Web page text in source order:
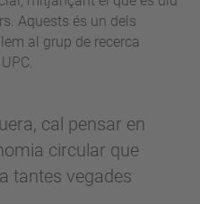
Aquests és un dels
al grup de recerca
cal pensar en
circular que
tantes vegades